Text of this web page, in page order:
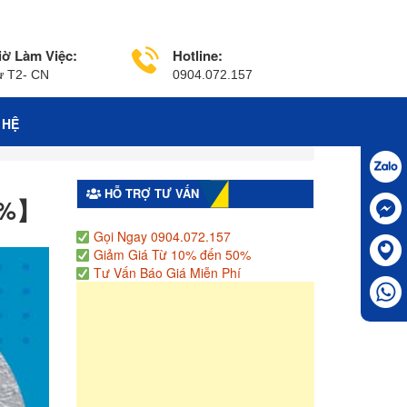
Làm Việc:
T2- CN
Hotline:
0904.072.157
HỖ TRỢ TƯ VẤN
Gọi Ngay 0904.072.157
Giảm Giá Từ 10% đến 50%
Tư Vấn Báo Giá Miễn Phí